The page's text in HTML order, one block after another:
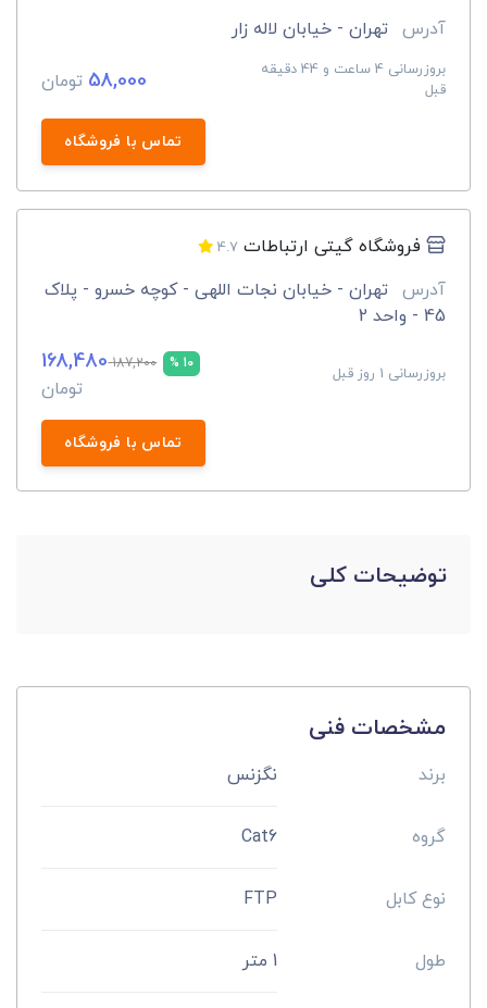
آدرس تهران - خیابان لاله زار
بروزرسانی 4 ساعت و 44 دقیقه
قبل
58,000 تومان
تماس با فروشگاه
فروشگاه گیتی ارتباطات 4.7
آدرس
تهران - خیابان نجات اللهی - کوچه خسرو - پلاک
45 - واحد 2
بروزرسانی 1 روز قبل
10 %
187,200
168,480
تومان
تماس با فروشگاه
توضیحات کلی
مشخصات فنی
برند نگزنس
گروه Cat6
نوع کابل FTP
طول 1 متر